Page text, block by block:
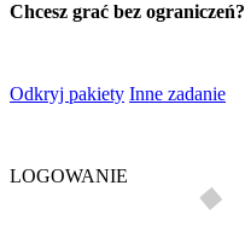
Chcesz grać bez ograniczeń?
Odkryj pakiety Inne zadanie
LOGOWANIE